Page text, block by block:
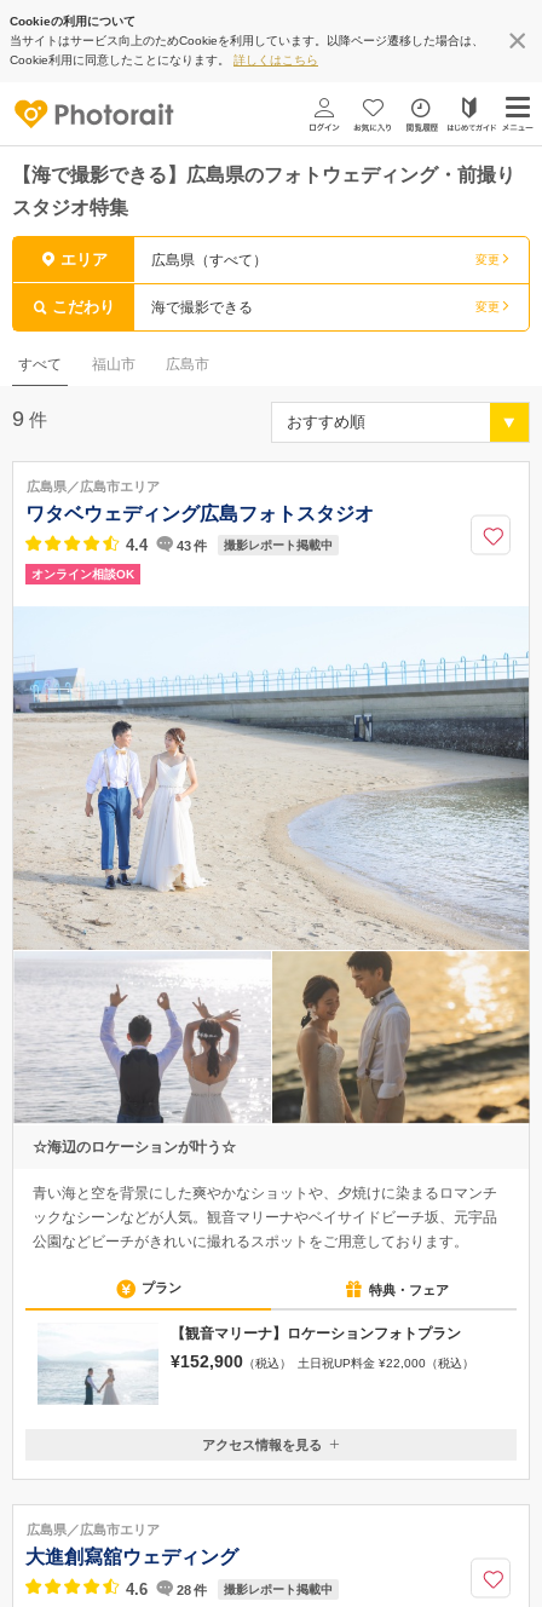
Cookieの利用について
当サイトはサービス向上のためCookieを利用しています。以降ページ遷移した場合は、
Cookie利用に同意したことになります。 詳しくはこちら
【海で撮影できる】広島県のフォトウェディング・前撮り
スタジオ特集
エリア 広島県（すべて） 変更
こだわり 海で撮影できる 変更
すべて 福山市 広島市
9 件
広島県／広島市エリア
ワタベウェディング広島フォトスタジオ
4.4 43件 撮影レポート掲載中
オンライン相談OK
☆海辺のロケーションが叶う☆
青い海と空を背景にした爽やかなショットや、夕焼けに染まるロマンチ
ックなシーンなどが人気。観音マリーナやベイサイドビーチ坂、元宇品
公園などビーチがきれいに撮れるスポットをご用意しております。
プラン 特典・フェア
【観音マリーナ】ロケーションフォトプラン
¥152,900 （税込） 土日祝UP料金 ¥22,000（税込）
広島県広島市中区基町6-36 ホテルメルパルクHIROSHIMA 4F
約15分、「紙屋町西」電停下車徒歩1分
050-1702-1369
アクセス情報を見る
広島県／広島市エリア
大進創寫舘ウェディング
4.6 28件 撮影レポート掲載中